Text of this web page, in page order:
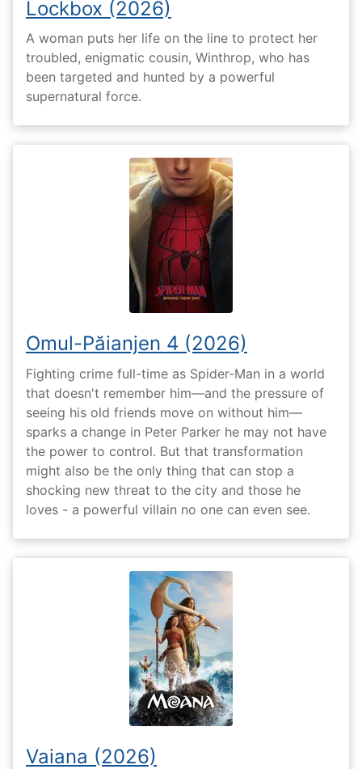
Lockbox (2026)
A woman puts her life on the line to protect her
troubled, enigmatic cousin, Winthrop, who has
been targeted and hunted by a powerful
supernatural force.
Omul-Păianjen 4 (2026)
Fighting crime full-time as Spider-Man in a world
that doesn't remember him—and the pressure of
seeing his old friends move on without him—
sparks a change in Peter Parker he may not have
the power to control. But that transformation
might also be the only thing that can stop a
shocking new threat to the city and those he
loves - a powerful villain no one can even see.
Vaiana (2026)